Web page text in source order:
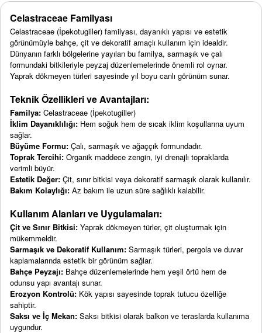
Celastraceae Familyası
Celastraceae (İpekotugiller) familyası, dayanıklı yapısı ve estetik
görünümüyle bahçe, çit ve dekoratif amaçlı kullanım için idealdir.
Dünyanın farklı bölgelerine yayılan bu familya, sarmaşık ve çalı
formundaki bitkileriyle peyzaj düzenlemelerinde önemli rol oynar.
Yaprak dökmeyen türleri sayesinde yıl boyu canlı görünüm sunar.
Teknik Özellikleri ve Avantajları:
Familya: Celastraceae (İpekotugiller)
İklim Dayanıklılığı: Hem soğuk hem de sıcak iklim koşullarına uyum
sağlar.
Büyüme Formu: Çalı, sarmaşık ve ağaççık formundadır.
Toprak Tercihi: Organik maddece zengin, iyi drenajlı topraklarda
verimli büyür.
Estetik Değer: Çit, sınır bitkisi veya dekoratif sarmaşık olarak kullanılır.
Bakım Kolaylığı: Az bakım ile uzun süre sağlıklı kalabilir.
Kullanım Alanları ve Uygulamaları:
Çit ve Sınır Bitkisi: Yaprak dökmeyen türler, çit oluşturmak için
mükemmeldir.
Sarmaşık ve Dekoratif Kullanım: Sarmaşık türleri, pergola ve duvar
kaplamalarında estetik bir görünüm sağlar.
Bahçe Peyzajı: Bahçe düzenlemelerinde hem yeşil örtü hem de
odunsu yapı avantajı sunar.
Erozyon Kontrolü: Kök yapısı sayesinde toprak tutucu özelliğe
sahiptir.
Saksı ve İç Mekan: Saksı bitkisi olarak balkon ve teraslarda kullanıma
uygundur.